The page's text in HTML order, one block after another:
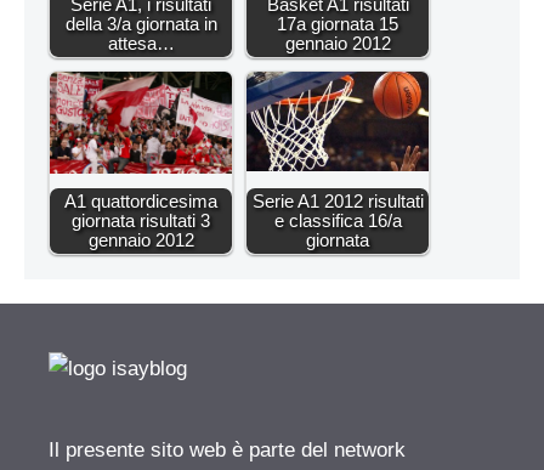
della 3/a giornata in
attesa…
17a giornata 15
gennaio 2012
A1 quattordicesima
giornata risultati 3
gennaio 2012
Serie A1 2012 risultati
e classifica 16/a
giornata
Il presente sito web è parte del network